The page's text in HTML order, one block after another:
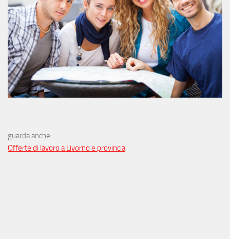
guarda anche:
Offerte di lavoro a Livorno e provincia